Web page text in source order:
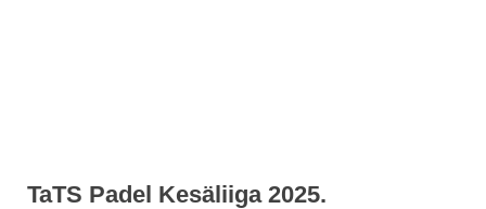
TaTS Padel Kesäliiga 2025.